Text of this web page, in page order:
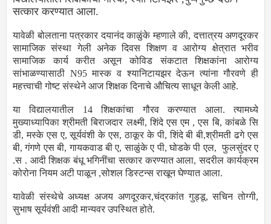
सत्कार करण्यात आला.
यावेळी बोलताना पत्रकार दयानंद काळुंके म्हणाले की, दत्तात्रय अणदूरकर
सामाजिक संस्था गेली अनेक दिवस शिक्षण व आरोग्य क्षेत्रात भरीव
सामाजिक कार्य करीत असून कोविड संकटात शिक्षकांना आरोग्य
सांभाळण्यासाठी N95 मास्क व श्यानिटायझर देऊन त्यांना गौरवणे ही
महत्त्वाची गोष्ट संस्थेने आज शिक्षक दिनाचे औचित्य साधून केली आहे.
या विद्यालयातील 14 शिक्षकांचा गौरव करण्यात आला. त्यामध्ये
मुख्याध्यापिका श्रीमती बिराजदार लक्ष्मी, शिंदे एस एम , एस बि, कांबळे सि
डी, मस्के एस ए, सूर्यवंशी के एस, ठाकूर के पी, शिंदे बी बी,श्रीमती ढगे एस
बी, गंगणे एस बी, गायकवाड बी ए, साळुंके ए पी, घोडके पी एल, फुलसुंदर ए
.स . आदी शिक्षक बंधू भगिनींचा सत्कार करण्यात आला, सदरील कार्यक्रम
कोरोना नियम अटी पाळून ,सोशल डिस्टन्स राखून घेण्यात आला.
यावेळी संस्थेचे अध्यक्ष अजय अणदूरकर,चंद्रकांत गुड्डू, सचिन तोग्गी,
सुभाष सूर्यवंशी आदी मान्यवर उपस्थित होते.